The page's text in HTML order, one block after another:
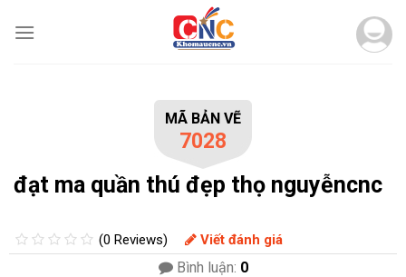
MÃ BẢN VẼ
7028
đạt ma quần thú đẹp thọ nguyễncnc
(0 Reviews) Viết đánh giá
Bình luận: 0